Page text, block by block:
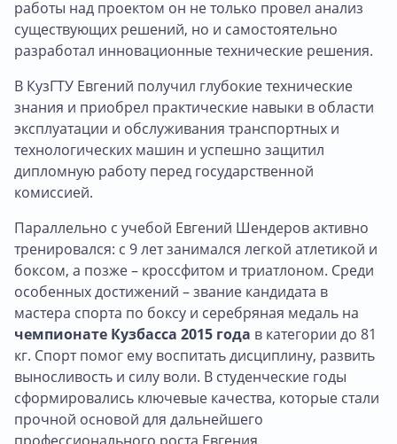
работы над проектом он не только провел анализ
существующих решений, но и самостоятельно
разработал инновационные технические решения.
В КузГТУ Евгений получил глубокие технические
знания и приобрел практические навыки в области
эксплуатации и обслуживания транспортных и
технологических машин и успешно защитил
дипломную работу перед государственной
комиссией.
Параллельно с учебой Евгений Шендеров активно
тренировался: с 9 лет занимался легкой атлетикой и
боксом, а позже – кроссфитом и триатлоном. Среди
особенных достижений – звание кандидата в
мастера спорта по боксу и серебряная медаль на
чемпионате Кузбасса 2015 года в категории до 81
кг. Спорт помог ему воспитать дисциплину, развить
выносливость и силу воли. В студенческие годы
сформировались ключевые качества, которые стали
прочной основой для дальнейшего